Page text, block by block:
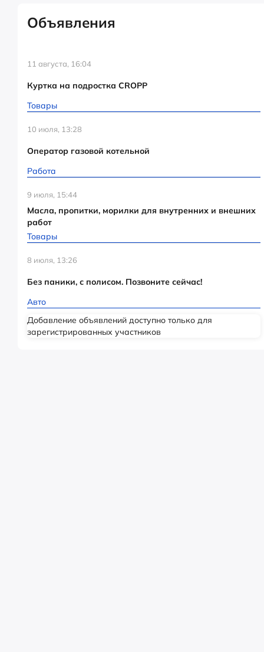
Объявления
11 августа, 16:04
Куртка на подростка CROPP
Товары
10 июля, 13:28
Оператор газовой котельной
Работа
9 июля, 15:44
Масла, пропитки, морилки для внутренних и внешних
работ
Товары
8 июля, 13:26
Без паники, с полисом. Позвоните сейчас!
Авто
Добавление объявлений доступно только для
зарегистрированных участников